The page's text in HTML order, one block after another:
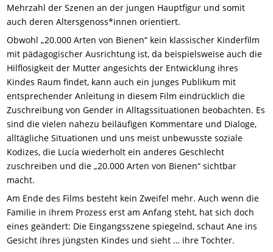
Mehrzahl der Szenen an der jungen Hauptfigur und somit
auch deren Altersgenoss*innen orientiert.
Obwohl „20.000 Arten von Bienen“ kein klassischer Kinderfilm
mit pädagogischer Ausrichtung ist, da beispielsweise auch die
Hilflosigkeit der Mutter angesichts der Entwicklung ihres
Kindes Raum findet, kann auch ein junges Publikum mit
entsprechender Anleitung in diesem Film eindrücklich die
Zuschreibung von Gender in Alltagssituationen beobachten. Es
sind die vielen nahezu beiläufigen Kommentare und Dialoge,
alltägliche Situationen und uns meist unbewusste soziale
Kodizes, die Lucía wiederholt ein anderes Geschlecht
zuschreiben und die „20.000 Arten von Bienen“ sichtbar
macht.
Am Ende des Films besteht kein Zweifel mehr. Auch wenn die
Familie in ihrem Prozess erst am Anfang steht, hat sich doch
eines geändert: Die Eingangsszene spiegelnd, schaut Ane ins
Gesicht ihres jüngsten Kindes und sieht … ihre Tochter.